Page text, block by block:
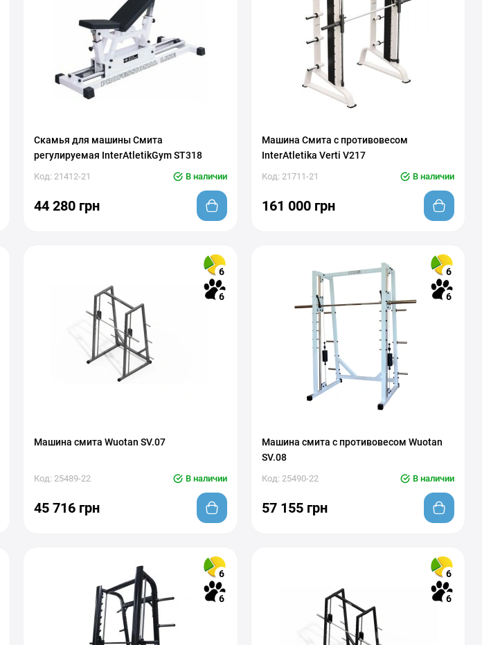
Скамья для машины Смита
регулируемая InterAtletikGym ST318
Код: 21412-21 В наличии
44 280 грн
Машина Смита с противовесом
InterAtletika Verti V217
Код: 21711-21 В наличии
161 000 грн
6
6
Машина смита Wuotan SV.07
Код: 25489-22 В наличии
45 716 грн
6
6
Машина смита с противовесом Wuotan
SV.08
Код: 25490-22 В наличии
57 155 грн
6
6
6
6